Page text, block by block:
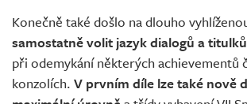
Konečně také došlo na dlouho
samostatně volit jazyk dialogů a titulků
při odemykání některých achievementů
konzolích. V prvním díle lze také nově